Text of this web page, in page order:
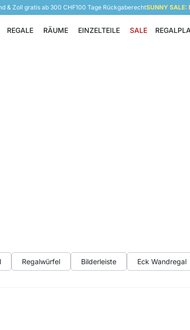
& Zoll gratis ab 300 CHF100 Tage RückgaberechtSUNNY
Regalsysteme
REGALE
Regale
RÄUME
Räume
EINZELTEILE
Einzelteile
SALE
Regalwürfel Bilderleiste Eck Wandregal